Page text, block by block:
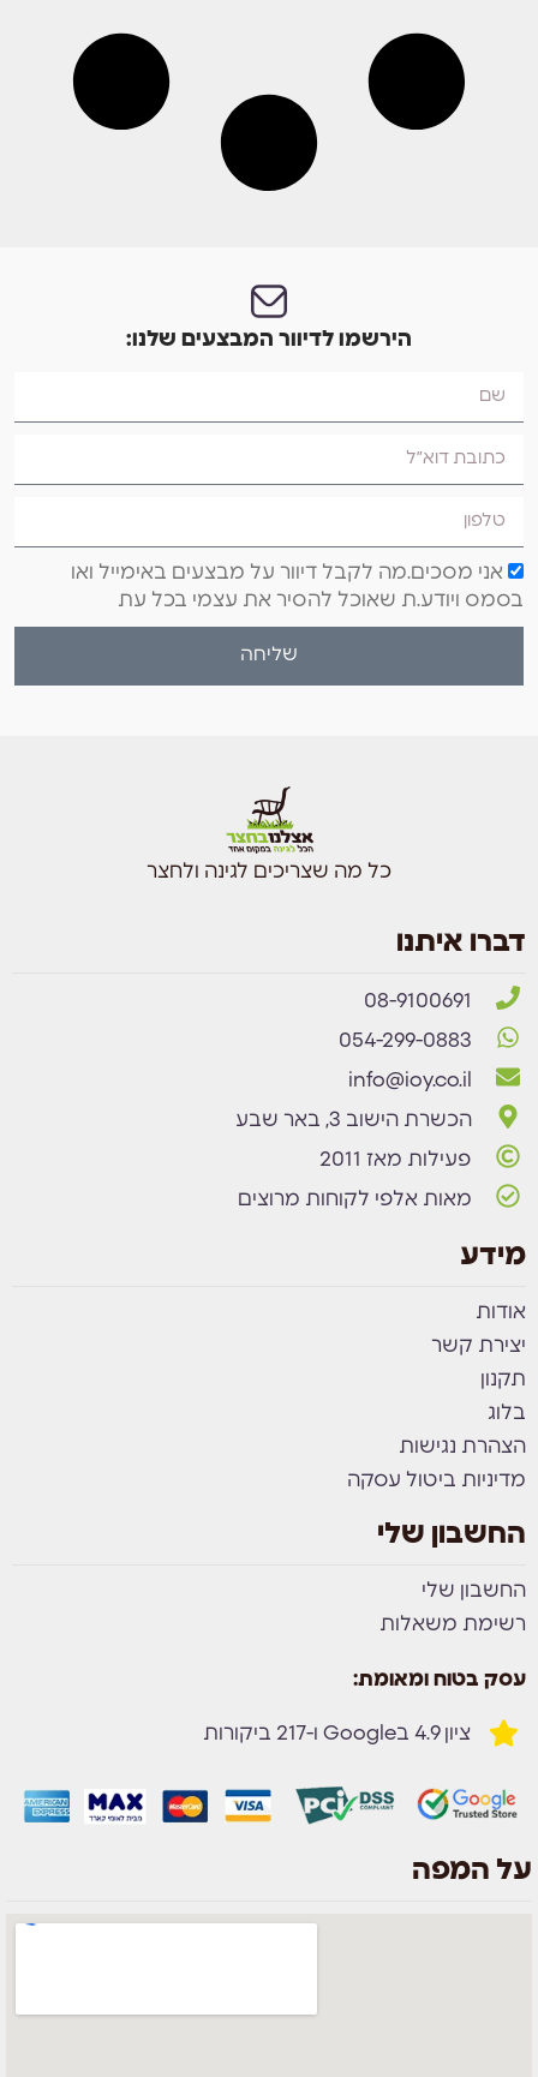
הירשמו לדיוור המבצעים שלנו:
אני מסכים.מה לקבל דיוור על מבצעים באימייל ואו
בסמס ויודע.ת שאוכל להסיר את עצמי בכל עת
שליחה
כל מה שצריכים לגינה ולחצר
דברו איתנו
08-9100691
054-299-0883
info@ioy.co.il
הכשרת הישוב 3, באר שבע
פעילות מאז 2011
מאות אלפי לקוחות מרוצים
מידע
אודות
יצירת קשר
תקנון
בלוג
הצהרת נגישות
מדיניות ביטול עסקה
החשבון שלי
החשבון שלי
רשימת משאלות
עסק בטוח ומאומת:
ציון 4.9 בGoogle ו-217 ביקורות
על המפה